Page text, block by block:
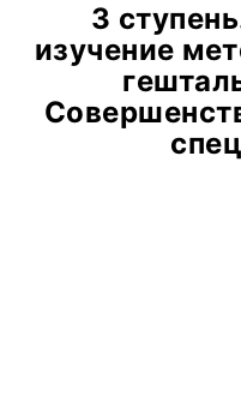
3
изучение